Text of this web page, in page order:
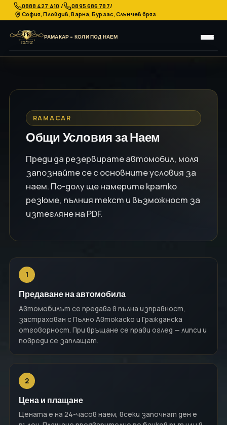
0888 427 410 / 0895 686 787/
София, Пловдив, Варна, Бургас, Слънчев бряг
РАМАКАР - КОЛИ ПОД НАЕМ
RAMACAR
Общи Условия за Наем
Преди да резервирате автомобил, моля
запознайте се с основните условия за
наем. По-долу ще намерите кратко
резюме, пълния текст и възможност за
изтегляне на PDF.
1
Предаване на автомобила
Автомобилът се предава в пълна изправност,
застрахован с Пълно Автокаско и Гражданска
отговорност. При връщане се прави оглед — липси и
повреди се заплащат.
2
Цена и плащане
Цената е на 24-часов наем, всеки започнат ден е